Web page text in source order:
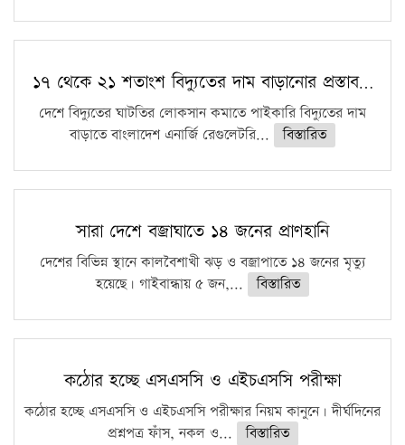
১৭ থেকে ২১ শতাংশ বিদ্যুতের দাম বাড়ানোর প্রস্তাব…
দেশে বিদ্যুতের ঘাটতির লোকসান কমাতে পাইকারি বিদ্যুতের দাম
বাড়াতে বাংলাদেশ এনার্জি রেগুলেটরি...
বিস্তারিত
সারা দেশে বজ্রাঘাতে ১৪ জনের প্রাণহানি
দেশের বিভিন্ন স্থানে কালবৈশাখী ঝড় ও বজ্রাপাতে ১৪ জনের মৃত্যু
হয়েছে। গাইবান্ধায় ৫ জন,...
বিস্তারিত
কঠোর হচ্ছে এসএসসি ও এইচএসসি পরীক্ষা
কঠোর হচ্ছে এসএসসি ও এইচএসসি পরীক্ষার নিয়ম কানুনে। দীর্ঘদিনের
প্রশ্নপত্র ফাঁস, নকল ও...
বিস্তারিত